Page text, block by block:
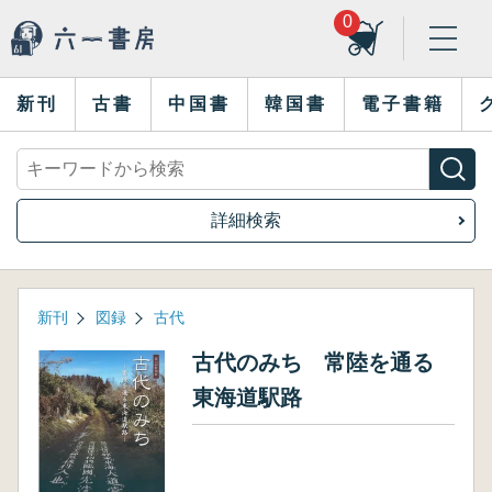
0
新刊 古書 中国書 韓国書 電子書籍
詳細検索
新刊 図録 古代
古代のみち 常陸を通る
東海道駅路